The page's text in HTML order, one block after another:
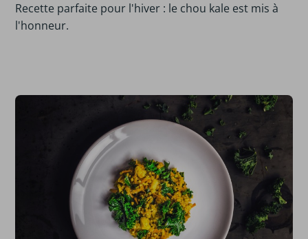
Recette parfaite pour l'hiver : le chou kale est mis à
l'honneur.